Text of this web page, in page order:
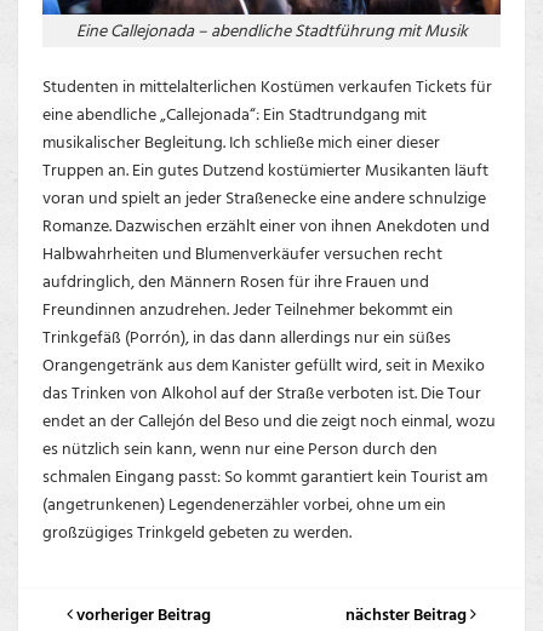
Eine Callejonada – abendliche Stadtführung mit Musik
Studenten in mittelalterlichen Kostümen verkaufen Tickets für
eine abendliche „Callejonada“: Ein Stadtrundgang mit
musikalischer Begleitung. Ich schließe mich einer dieser
Truppen an. Ein gutes Dutzend kostümierter Musikanten läuft
voran und spielt an jeder Straßenecke eine andere schnulzige
Romanze. Dazwischen erzählt einer von ihnen Anekdoten und
Halbwahrheiten und Blumenverkäufer versuchen recht
aufdringlich, den Männern Rosen für ihre Frauen und
Freundinnen anzudrehen. Jeder Teilnehmer bekommt ein
Trinkgefäß (Porrón), in das dann allerdings nur ein süßes
Orangengetränk aus dem Kanister gefüllt wird, seit in Mexiko
das Trinken von Alkohol auf der Straße verboten ist. Die Tour
endet an der Callejón del Beso und die zeigt noch einmal, wozu
es nützlich sein kann, wenn nur eine Person durch den
schmalen Eingang passt: So kommt garantiert kein Tourist am
(angetrunkenen) Legendenerzähler vorbei, ohne um ein
großzügiges Trinkgeld gebeten zu werden.
vorheriger Beitrag nächster Beitrag